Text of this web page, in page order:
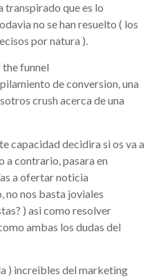
transpirado que es lo
no se han resuelto ( los
por natura ).
funnel
de conversion, una
crush acerca de una
capacidad decidira si os va a
a contrario, pasara en
a ofertar noticia
no nos basta joviales
) asi­ como resolver
ambas los dudas del
) increibles del marketing